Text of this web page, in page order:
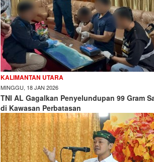
KALIMANTAN UTARA
MINGGU, 18 JAN 2026
TNI AL Gagalkan Penyelundupan 99 Gram
di Kawasan Perbatasan